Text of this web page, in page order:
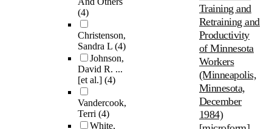
(4)
Christenson,
Sandra L (4)
Johnson,
David R. ...
[et al.] (4)
Vandercook,
Terri (4)
White,
Training and
Retraining and
Productivity
of Minnesota
Workers
(Minneapolis,
Minnesota,
December
1984)